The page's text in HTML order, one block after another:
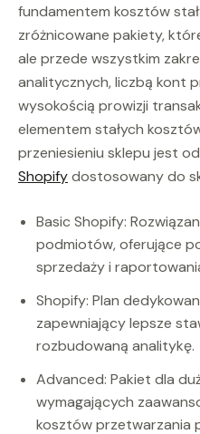
fundamentem kosztów
zróżnicowane pakiety,
ale przede wszystkim
analitycznych, liczbą kont
wysokością prowizji
elementem stałych
przeniesieniu sklepu jest
Shopifydostosowany do
Basic Shopify:
podmiotów, oferujące
sprzedaży i
Shopify: Plan
zapewniający lepsze
rozbudowaną analitykę.
Advanced: Pakiet dla
wymagających
kosztów przetwarzania